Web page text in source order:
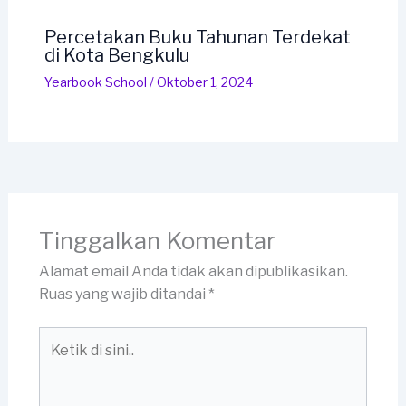
Percetakan Buku Tahunan Terdekat
di Kota Bengkulu
Yearbook School /Oktober 1, 2024
Tinggalkan Komentar
Alamat email Anda tidak akan dipublikasikan.
Ruas yang wajib ditandai *